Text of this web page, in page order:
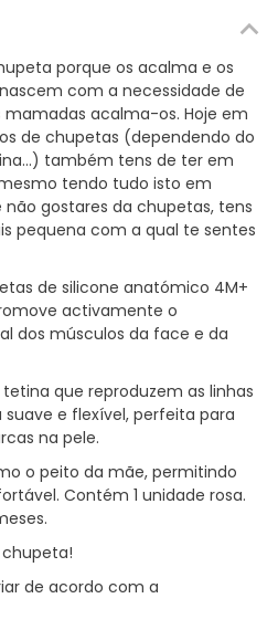
porque os acalma e os
com a necessidade de
acalma-os. Hoje em
de chupetas (dependendo do
também tens de ter em
tendo tudo isto em
gostares da chupetas, tens
pequena com a qual te sentes
de silicone anatómico 4M+
activamente o
dos músculos da face e da
que reproduzem as linhas
e flexível, perfeita para
na pele.
o peito da mãe, permitindo
Contém 1 unidade rosa.
de acordo com a